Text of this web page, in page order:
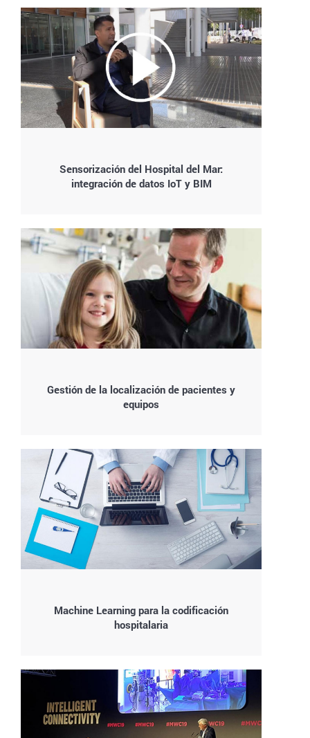
Sensorización del Hospital del Mar:
integración de datos IoT y BIM
Gestión de la localización de pacientes y
equipos
Machine Learning para la codificación
hospitalaria